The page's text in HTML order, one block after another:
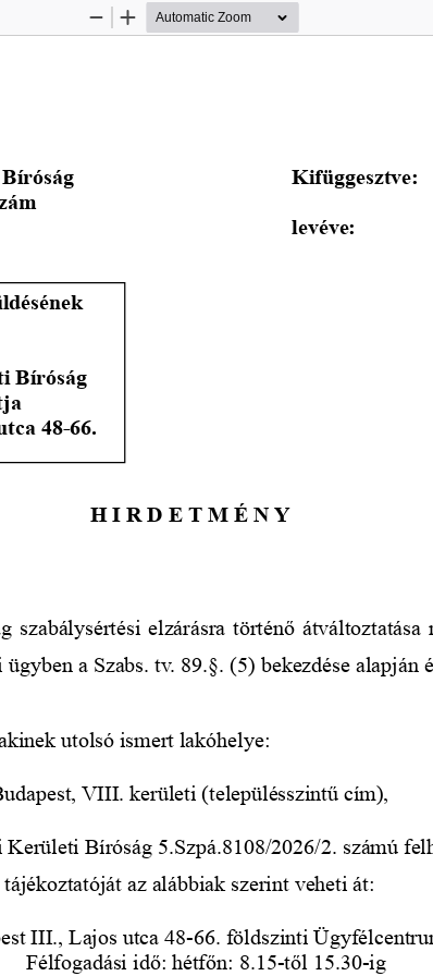
Zoom
Zoom
Kifüggesztve:
levéve:
H I R D E T M É N Y
szabálysértési elzárásra történő átváltoztatása
a Szabs. tv. 89.§. (5) bekezdése alapján
utolsó ismert lakóhelye:
VIII. kerületi (településszintű cím),
Bíróság 5.Szpá.8108/2026/2. számú
tájékoztatóját az alábbiak szerint veheti át:
III., Lajos utca 48-66. földszinti
Félfogadási idő: hétfőn: 8.15-től 15.30-ig
Bíróság
48-66.